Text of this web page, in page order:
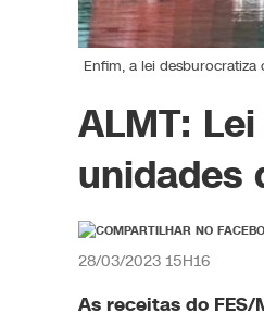
Enfim, a lei desburocratiza
ALMT:
unidades
28/03/2023 15H16
As receitas do